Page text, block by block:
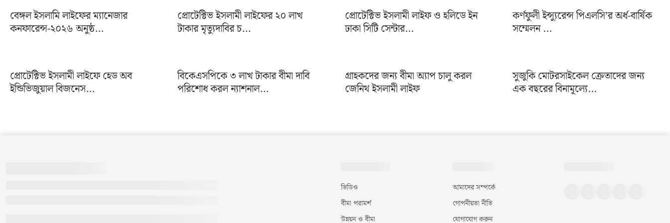
বেঙ্গল ইসলামি লাইফের ম্যানেজার
কনফারেন্স-২০২৬ অনুষ্ঠ...
প্রোটেক্টিভ ইসলামী লাইফের ২০ লাখ
টাকার মৃত্যুদাবির চ...
প্রোটেক্টিভ ইসলামী লাইফ ও হলিডে ইন
ঢাকা সিটি সেন্টার...
কর্ণফুলী ইন্স্যুরেন্স পিএলসি’র অর্ধ-বার্ষিক
সম্মেলন ...
প্রোটেক্টিভ ইসলামী লাইফে হেড অব
ইন্ডিভিজুয়াল বিজনেস...
বিকেএসপিকে ৩ লাখ টাকার বীমা দাবি
পরিশোধ করল ন্যাশনাল...
গ্রাহকদের জন্য বীমা অ্যাপ চালু করল
জেনিথ ইসলামী লাইফ
সুজুকি মোটরসাইকেল ক্রেতাদের জন্য
এক বছরের বিনামূল্যে...
ভিডিও
বীমা পরামর্শ
উন্নয়ন ও বীমা
আমাদের সম্পর্কে
গোপনীয়তা নীতি
যোগাযোগ করুন